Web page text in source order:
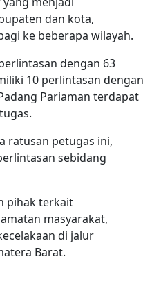
dan kota,
ke beberapa wilayah.
dengan 63
10 perlintasan dengan
Pariaman terdapat
ratusan petugas ini,
sebidang
pihak terkait
masyarakat,
di jalur
Barat.